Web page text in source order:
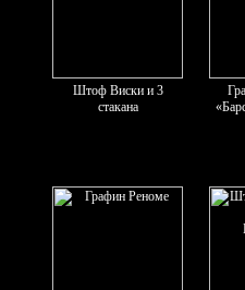
Штоф Виски и 3
стакана